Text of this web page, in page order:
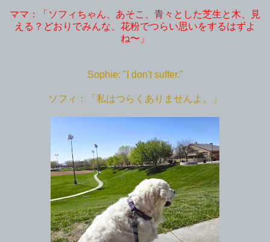
ママ：「ソフィちゃん、あそこ、青々とした芝生と木、見
える？どおりでみんな、花粉でつらい思いをするはずよ
ね〜」
Sophie: "I don't suffer."
ソフィ：「私はつらくありませんよ。」